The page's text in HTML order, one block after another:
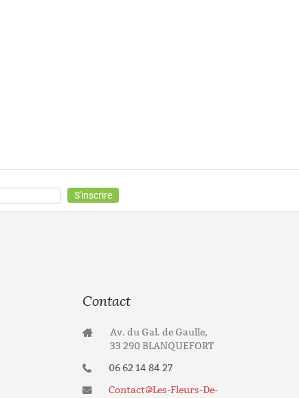
Contact
Av. du Gal. de Gaulle,
33 290 BLANQUEFORT
06 62 14 84 27
Contact@les-Fleurs-De-